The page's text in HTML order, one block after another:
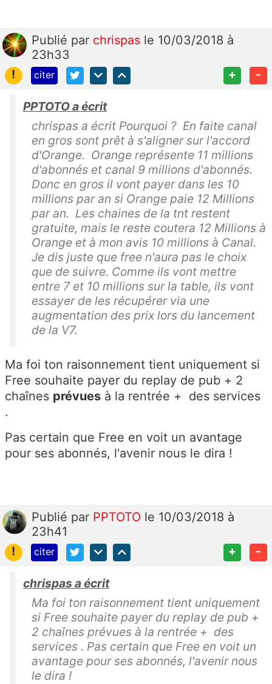
Publié par chrispas le 10/03/2018 à
23h33
!
citer + -
PPTOTO a écrit
chrispas a écrit Pourquoi ? En faite canal
en gros sont prêt à s'aligner sur l'accord
d'Orange. Orange représente 11 millions
d'abonnés et canal 9 millions d'abonnés.
Donc en gros il vont payer dans les 10
millions par an si Orange paie 12 Millions
par an. Les chaines de la tnt restent
gratuite, mais le reste coutera 12 Millions à
Orange et à mon avis 10 millions à Canal.
Je dis juste que free n'aura pas le choix
que de suivre. Comme ils vont mettre
entre 7 et 10 millions sur la table, ils vont
essayer de les récupérer via une
augmentation des prix lors du lancement
de la V7.
Ma foi ton raisonnement tient uniquement si
Free souhaite payer du replay de pub + 2
chaînes prévues à la rentrée + des services
.
Pas certain que Free en voit un avantage
pour ses abonnés, l'avenir nous le dira !
Publié par PPTOTO le 10/03/2018 à
23h41
!
citer + -
chrispas a écrit
Ma foi ton raisonnement tient uniquement
si Free souhaite payer du replay de pub +
2 chaînes prévues à la rentrée + des
services . Pas certain que Free en voit un
avantage pour ses abonnés, l'avenir nous
le dira !